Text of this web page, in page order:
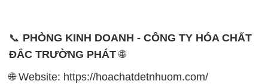
📞 PHÒNG KINH DOANH - CÔNG TY HÓA CHẤT
ĐẮC TRƯỜNG PHÁT🌐
🌐 Website: https://hoachatdetnhuom.com/